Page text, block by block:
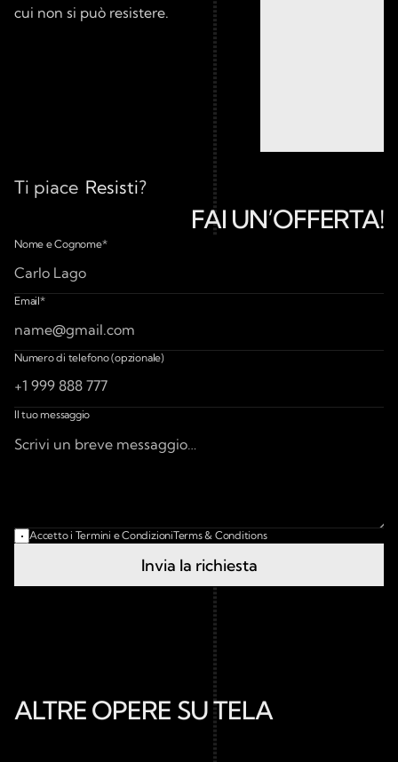
cui non si può resistere.
Ti piace Resisti?
FAI UN’OFFERTA!
Make an Offer for
Nome e Cognome*
Email*
Numero di telefono (opzionale)
Il tuo messaggio
Accetto i Termini e CondizioniTerms & Conditions
Invia la richiesta
ALTRE OPERE SU TELA